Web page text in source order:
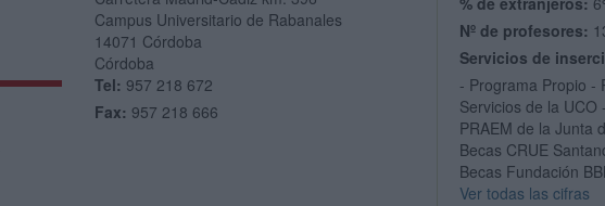
Campus Universitario de Rabanales
14071 Córdoba
Córdoba
Tel: 957 218 672
Fax: 957 218 666
Nº de profesores:
Servicios de
- Programa Propio -
Servicios de la
PRAEM de la Junta
Becas CRUE
Becas Fundación
Ver todas las cifras